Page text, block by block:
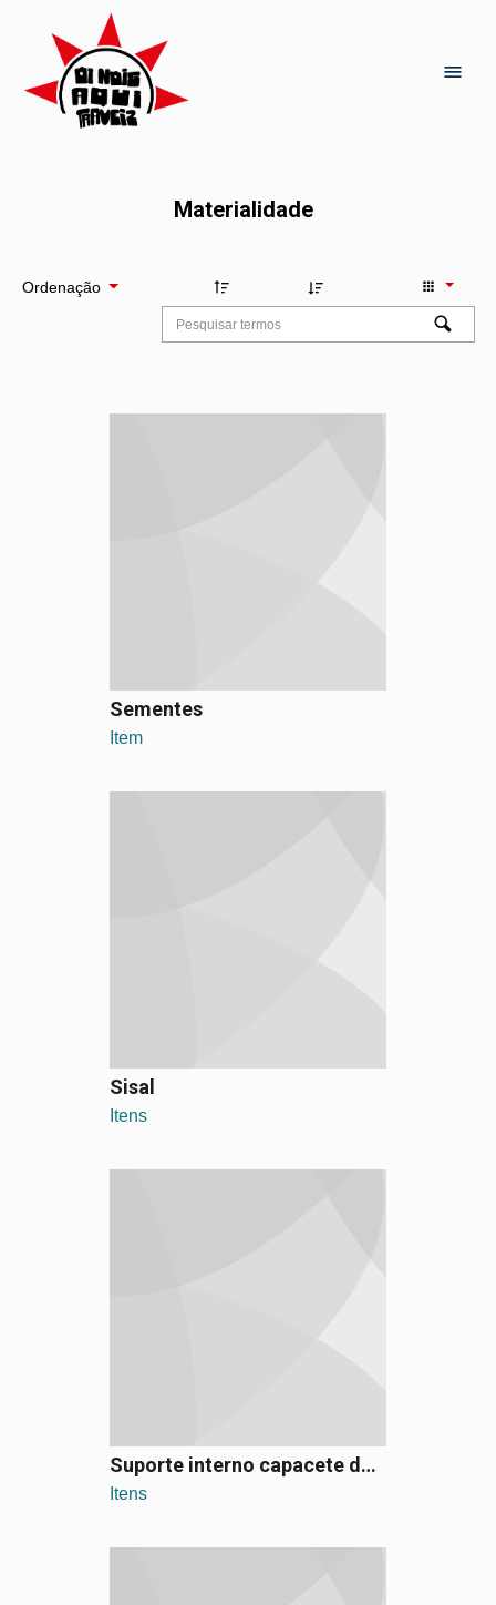
Materialidade
Ordenação
Sementes
Item
Sisal
Itens
Suporte interno capacete de obra
Itens